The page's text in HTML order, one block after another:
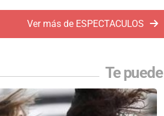
Ver más de ESPECTACULOS
Te puede